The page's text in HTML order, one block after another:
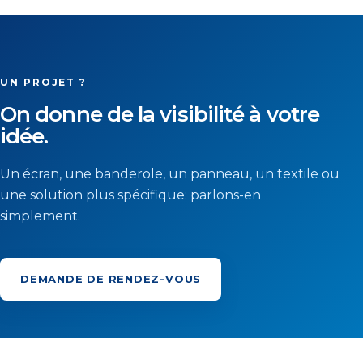
UN PROJET ?
On donne de la visibilité à votre
idée.
Un écran, une banderole, un panneau, un textile ou
une solution plus spécifique: parlons-en
simplement.
DEMANDE DE RENDEZ-VOUS